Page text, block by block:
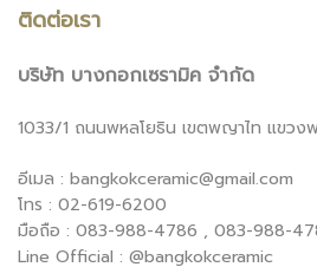
ติดต่อเรา
บริษัท บางกอกเซรามิค จำกัด
1033/1 ถนนพหลโยธิน เขตพญาไท แขว
อีเมล : bangkokceramic@gmail.com
โทร : 02-619-6200
มือถือ : 083-988-4786 , 083-988-
Line Official : @bangkokceramic